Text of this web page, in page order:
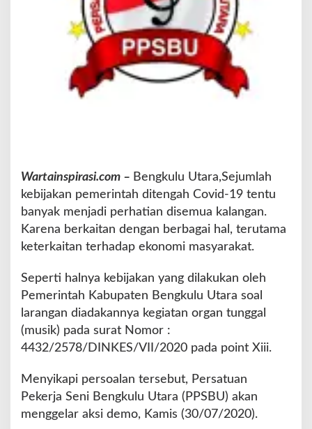
B
p
a
t
a
n
Wartainspirasi.com – Bengkulu Utara,Sejumlah
kebijakan pemerintah ditengah Covid-19 tentu
banyak menjadi perhatian disemua kalangan.
Karena berkaitan dengan berbagai hal, terutama
keterkaitan terhadap ekonomi masyarakat.
Seperti halnya kebijakan yang dilakukan oleh
Pemerintah Kabupaten Bengkulu Utara soal
larangan diadakannya kegiatan organ tunggal
(musik) pada surat Nomor :
4432/2578/DINKES/VII/2020 pada point Xiii.
Menyikapi persoalan tersebut, Persatuan
Pekerja Seni Bengkulu Utara (PPSBU) akan
menggelar aksi demo, Kamis (30/07/2020).